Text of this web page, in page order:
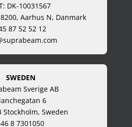
DK-10031567
Aarhus N, Danmark
87 52 52 12
SWEDEN
Sverige AB
6
Stockholm, Sweden
8 7301050